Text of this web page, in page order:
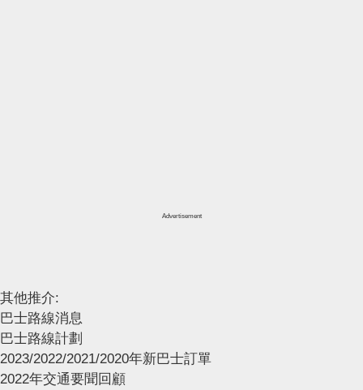
Advertisement
其他推介:
巴士路線消息
巴士路線計劃
2023/2022/2021/2020年新巴士訂單
2022年交通要聞回顧